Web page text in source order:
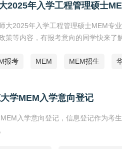
2025年入学工程管理硕士
大2025年入学工程管理硕士MEM专
策等内容，有报考意向的同学快来了
报考 MEM MEM招生
学MEM入学意向登记
入学意向登记，信息登记作为考